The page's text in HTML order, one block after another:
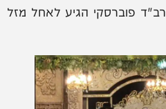
פוברסקי הגיע לאחל מזל